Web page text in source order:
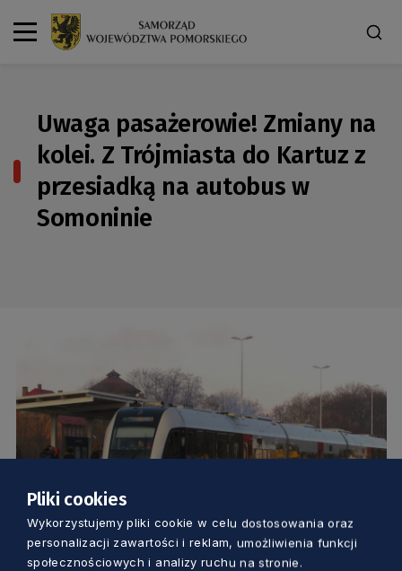
Uwaga pasażerowie! Zmiany na
kolei. Z Trójmiasta do Kartuz z
przesiadką na autobus w
Somoninie
KOMUNIKACJA
Pliki cookies
Wykorzystujemy pliki cookie w celu dostosowania oraz
personalizacji zawartości i reklam, umożliwienia funkcji
społecznościowych i analizy ruchu na stronie.